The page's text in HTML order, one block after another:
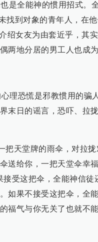
全能神的惯用招式。全
找到对象的青年人，在
绍女友为由套近乎，其
两地分居的男工人也成
恐慌是邪教惯用的骗人
末日的谣言，恐吓、拉
堂牌的雨伞，对拉拢
送给你，一把天堂伞幸
受这把伞，全能神信徒
如果不接受这把伞，全
福气与你无关了也就不